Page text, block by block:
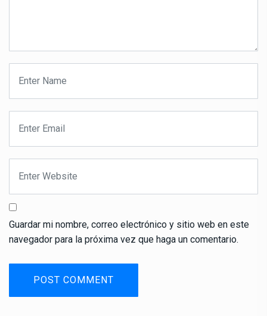
Guardar mi nombre, correo electrónico y sitio web en este
navegador para la próxima vez que haga un comentario.